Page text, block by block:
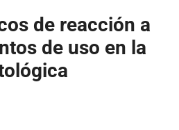
de reacción a
de uso en la